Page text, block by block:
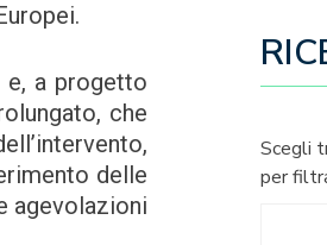
e, a progetto
che
delle
agevolazioni
Scegli
per